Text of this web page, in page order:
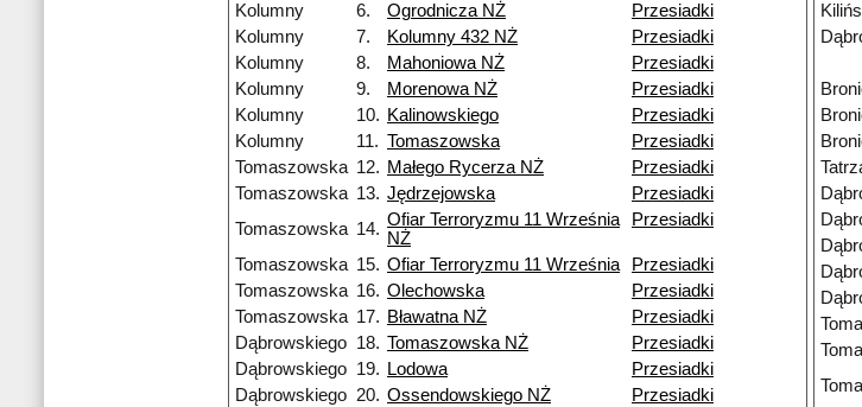
Kolumny
6. Ogrodnicza NŻ
Przesiadki
Kolumny
7. Kolumny 432 NŻ
Przesiadki
Kolumny
8. Mahoniowa NŻ
Przesiadki
Kolumny
9. Morenowa NŻ
Przesiadki
Kolumny
10. Kalinowskiego
Przesiadki
Kolumny
11. Tomaszowska
Przesiadki
Tomaszowska 12. Małego Rycerza NŻ
Przesiadki
Tomaszowska 13. Jędrzejowska
Przesiadki
Tomaszowska 14. Ofiar Terroryzmu 11 Września
NŻ
Przesiadki
Tomaszowska 15. Ofiar Terroryzmu 11 Września
Przesiadki
Tomaszowska 16. Olechowska
Przesiadki
Tomaszowska 17. Bławatna NŻ
Przesiadki
Dąbrowskiego 18. Tomaszowska NŻ
Przesiadki
Dąbrowskiego 19. Lodowa
Przesiadki
Dąbrowskiego 20. Ossendowskiego NŻ
Przesiadki